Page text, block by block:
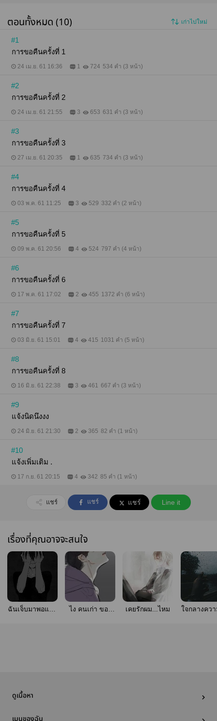
ตอนทั้งหมด (10) เก่าไปใหม่
#1
การขอคืนครั้งที่ 1
24 เม.ย. 61 16:36 1 724 534 คำ (3 หน้า)
#2
การขอคืนครั้งที่ 2
24 เม.ย. 61 21:55 3 653 631 คำ (3 หน้า)
#3
การขอคืนครั้งที่ 3
27 เม.ย. 61 20:35 1 635 734 คำ (3 หน้า)
#4
การขอคืนครั้งที่ 4
03 พ.ค. 61 11:25 3 529 332 คำ (2 หน้า)
#5
การขอคืนครั้งที่ 5
09 พ.ค. 61 20:56 4 524 797 คำ (4 หน้า)
#6
การขอคืนครั้งที่ 6
17 พ.ค. 61 17:02 2 455 1372 คำ (6 หน้า)
#7
การขอคืนครั้งที่ 7
03 มิ.ย. 61 15:01 4 415 1031 คำ (5 หน้า)
#8
การขอคืนครั้งที่ 8
16 มิ.ย. 61 22:38 3 461 667 คำ (3 หน้า)
#9
แจ้งนิดนึงงง
24 มิ.ย. 61 21:30 2 365 82 คำ (1 หน้า)
#10
แจ้งเพิ่มเติม .
17 ก.ย. 61 20:15 4 342 85 คำ (1 หน้า)
แชร์ แชร์ แชร์ Line it
เรื่องที่คุณอาจจะสนใจ
ฉันเจ็บมาพอแล้ว
ไง คนเก่า ของ
เคยรักผม...ไหม
ใจกลางคว
ดูเนื้อหา